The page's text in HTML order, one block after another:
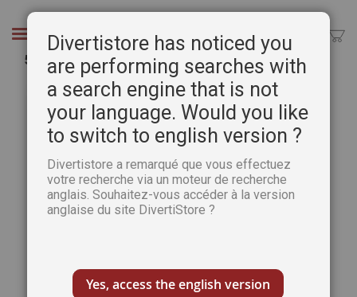
Chercher
50 dessins d'animaux à protéger
Passer
galerie
d’images
Divertistore has noticed you
are performing searches with
a search engine that is not
your language. Would you like
to switch to english version ?
Divertistore a remarqué que vous effectuez
votre recherche via un moteur de recherche
anglais. Souhaitez-vous accéder à la version
anglaise du site DivertiStore ?
Yes, access the english version